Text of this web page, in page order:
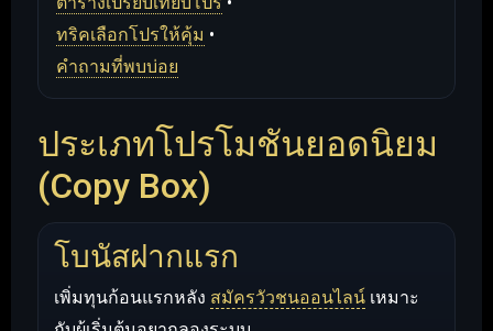
ทริคเลือกโปรให้คุ้ม •
คำถามที่พบบ่อย
ประเภทโปรโมชันยอดนิยม
(Copy Box)
โบนัสฝากแรก
เพิ่มทุนก้อนแรกหลัง สมัครวัวชนออนไลน์ เหมาะ